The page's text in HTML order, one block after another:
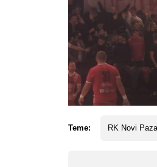
Teme: RK Novi